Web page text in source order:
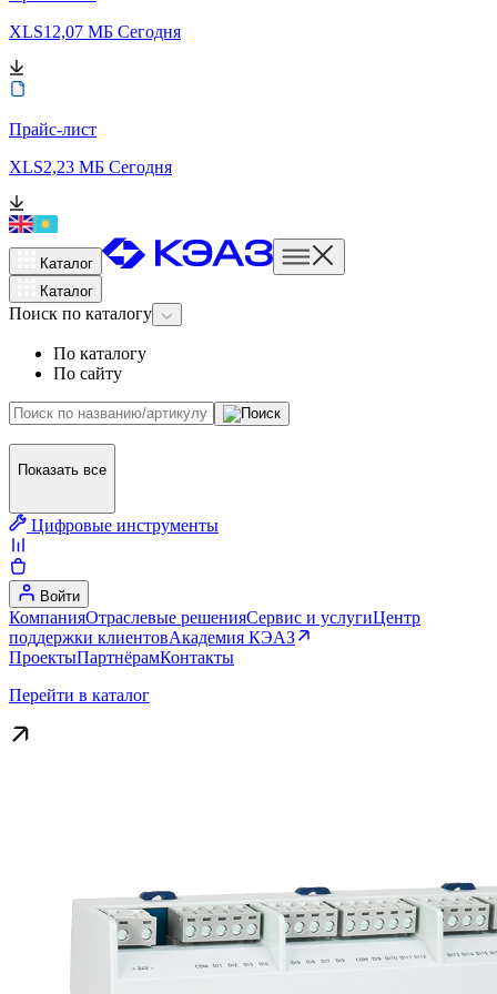
XLS12,07 МБ Сегодня
Прайс-лист
XLS2,23 МБ Сегодня
Каталог
Каталог
Поиск по каталогу
По каталогу
По сайту
Показать все
Цифровые инструменты
Войти
КомпанияОтраслевые решенияСервис и услугиЦентр
поддержки клиентовАкадемия КЭАЗ
ПроектыПартнёрамКонтакты
Перейти в каталог